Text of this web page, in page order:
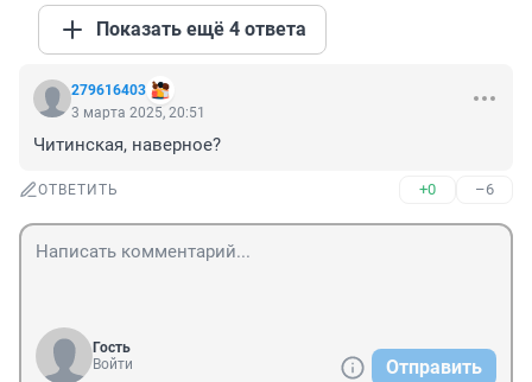
Показать ещё 4 ответа
279616403
3 марта 2025, 20:51
Читинская, наверное?
ОТВЕТИТЬ +0 –6
Гость
Войти
Отправить